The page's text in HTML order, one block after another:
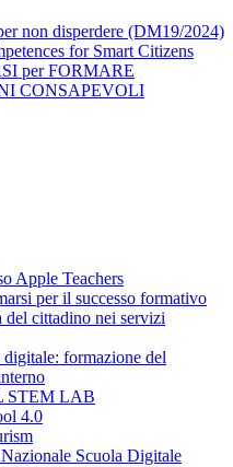
non disperdere (DM19/2024)
for Smart Citizens
per FORMARE
CONSAPEVOLI
Apple Teachers
per il successo formativo
del cittadino nei servizi
formazione del
STEM LAB
4.0
Scuola Digitale